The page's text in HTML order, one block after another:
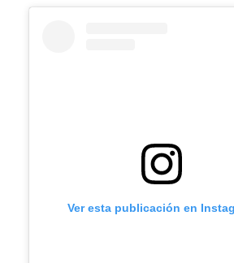
Ver esta publicación en